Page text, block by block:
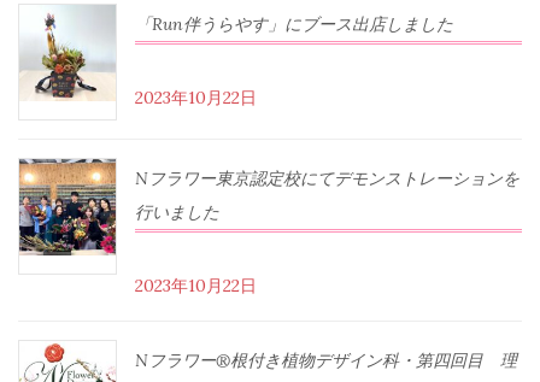
「Run伴うらやす」にブース出店しました
2023年10月22日
Nフラワー東京認定校にてデモンストレーションを
行いました
2023年10月22日
Nフラワー®根付き植物デザイン科・第四回目 理